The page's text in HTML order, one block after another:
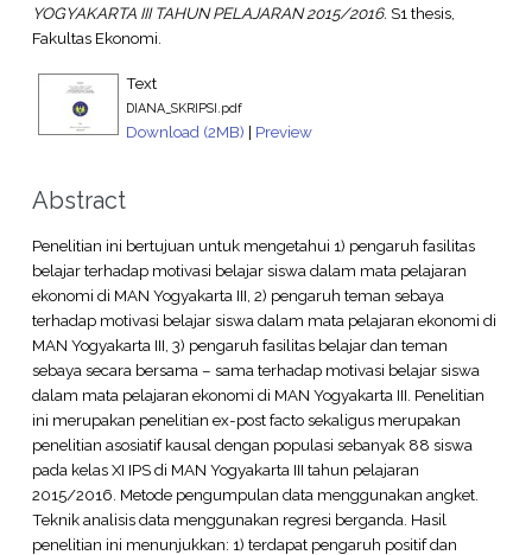
YOGYAKARTA III TAHUN PELAJARAN 2015/2016. S1 thesis,
Fakultas Ekonomi.
Text
DIANA_SKRIPSI.pdf
Download (2MB) | Preview
Abstract
Penelitian ini bertujuan untuk mengetahui 1) pengaruh fasilitas
belajar terhadap motivasi belajar siswa dalam mata pelajaran
ekonomi di MAN Yogyakarta III, 2) pengaruh teman sebaya
terhadap motivasi belajar siswa dalam mata pelajaran ekonomi di
MAN Yogyakarta III, 3) pengaruh fasilitas belajar dan teman
sebaya secara bersama – sama terhadap motivasi belajar siswa
dalam mata pelajaran ekonomi di MAN Yogyakarta III. Penelitian
ini merupakan penelitian ex-post facto sekaligus merupakan
penelitian asosiatif kausal dengan populasi sebanyak 88 siswa
pada kelas XI IPS di MAN Yogyakarta III tahun pelajaran
2015/2016. Metode pengumpulan data menggunakan angket.
Teknik analisis data menggunakan regresi berganda. Hasil
penelitian ini menunjukkan: 1) terdapat pengaruh positif dan